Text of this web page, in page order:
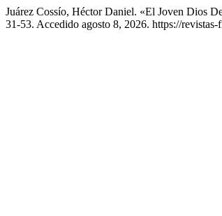
Juárez Cossío, Héctor Daniel. «El Joven Dios
31-53. Accedido agosto 8, 2026. https://